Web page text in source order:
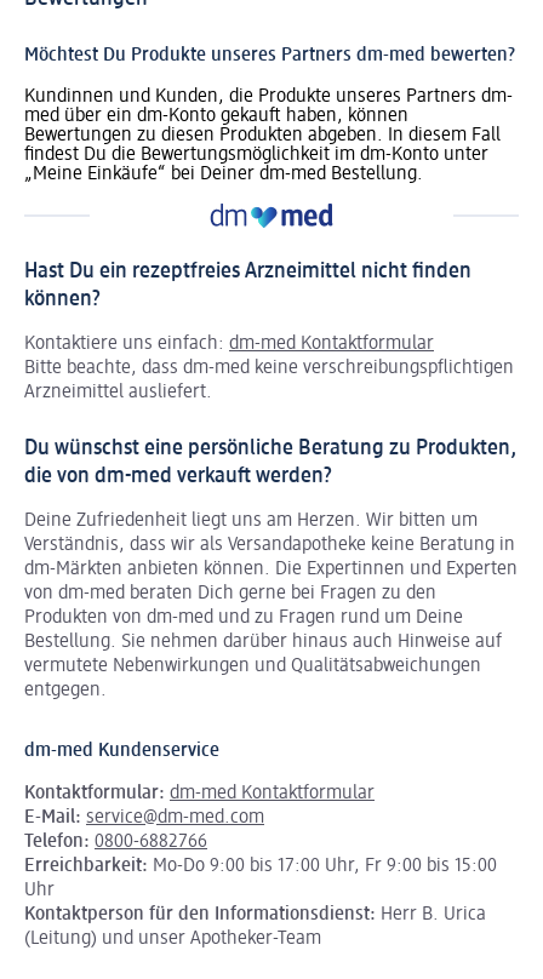
Möchtest Du Produkte unseres Partners dm-med bewerten?
Kundinnen und Kunden, die Produkte unseres Partners dm-
med über ein dm-Konto gekauft haben, können
Bewertungen zu diesen Produkten abgeben. In diesem Fall
findest Du die Bewertungsmöglichkeit im dm-Konto unter
„Meine Einkäufe“ bei Deiner dm-med Bestellung.
Hast Du ein rezeptfreies Arzneimittel nicht finden
können?
Kontaktiere uns einfach: dm-med Kontaktformular
Bitte beachte, dass dm-med keine verschreibungspflichtigen
Arzneimittel ausliefert.
Du wünschst eine persönliche Beratung zu Produkten,
die von dm-med verkauft werden?
Deine Zufriedenheit liegt uns am Herzen. Wir bitten um
Verständnis, dass wir als Versandapotheke keine Beratung in
dm-Märkten anbieten können. Die Expertinnen und Experten
von dm-med beraten Dich gerne bei Fragen zu den
Produkten von dm-med und zu Fragen rund um Deine
Bestellung. Sie nehmen darüber hinaus auch Hinweise auf
vermutete Nebenwirkungen und Qualitätsabweichungen
entgegen.
dm-med Kundenservice
Kontaktformular: dm-med Kontaktformular
E-Mail: service@dm-med.com
Telefon: 0800-6882766
Erreichbarkeit: Mo-Do 9:00 bis 17:00 Uhr, Fr 9:00 bis 15:00
Uhr
Kontaktperson für den Informationsdienst: Herr B. Urica
(Leitung) und unser Apotheker-Team